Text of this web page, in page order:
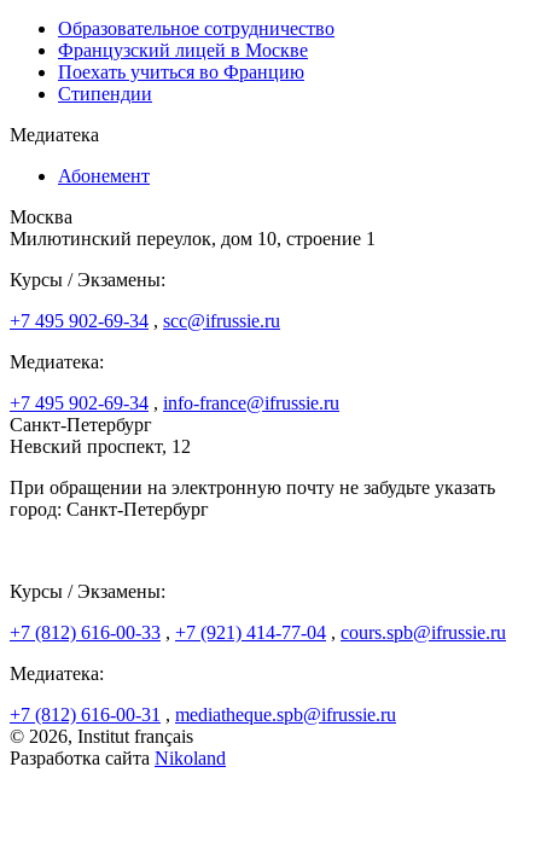
Образовательное сотрудничество
Французский лицей в Москве
Поехать учиться во Францию
Стипендии
Медиатека
Абонемент
Москва
Милютинский переулок, дом 10, строение 1
Курсы / Экзамены:
+7 495 902-69-34 , scc@ifrussie.ru
Медиатека:
+7 495 902-69-34 , info-france@ifrussie.ru
Санкт-Петербург
Невский проспект, 12
При обращении на электронную почту не забудьте указать
город: Санкт-Петербург
Курсы / Экзамены:
+7 (812) 616-00-33 , +7 (921) 414-77-04 , cours.spb@ifrussie.ru
Медиатека:
+7 (812) 616-00-31 , mediatheque.spb@ifrussie.ru
© 2026, Institut français
Разработка сайта Nikoland